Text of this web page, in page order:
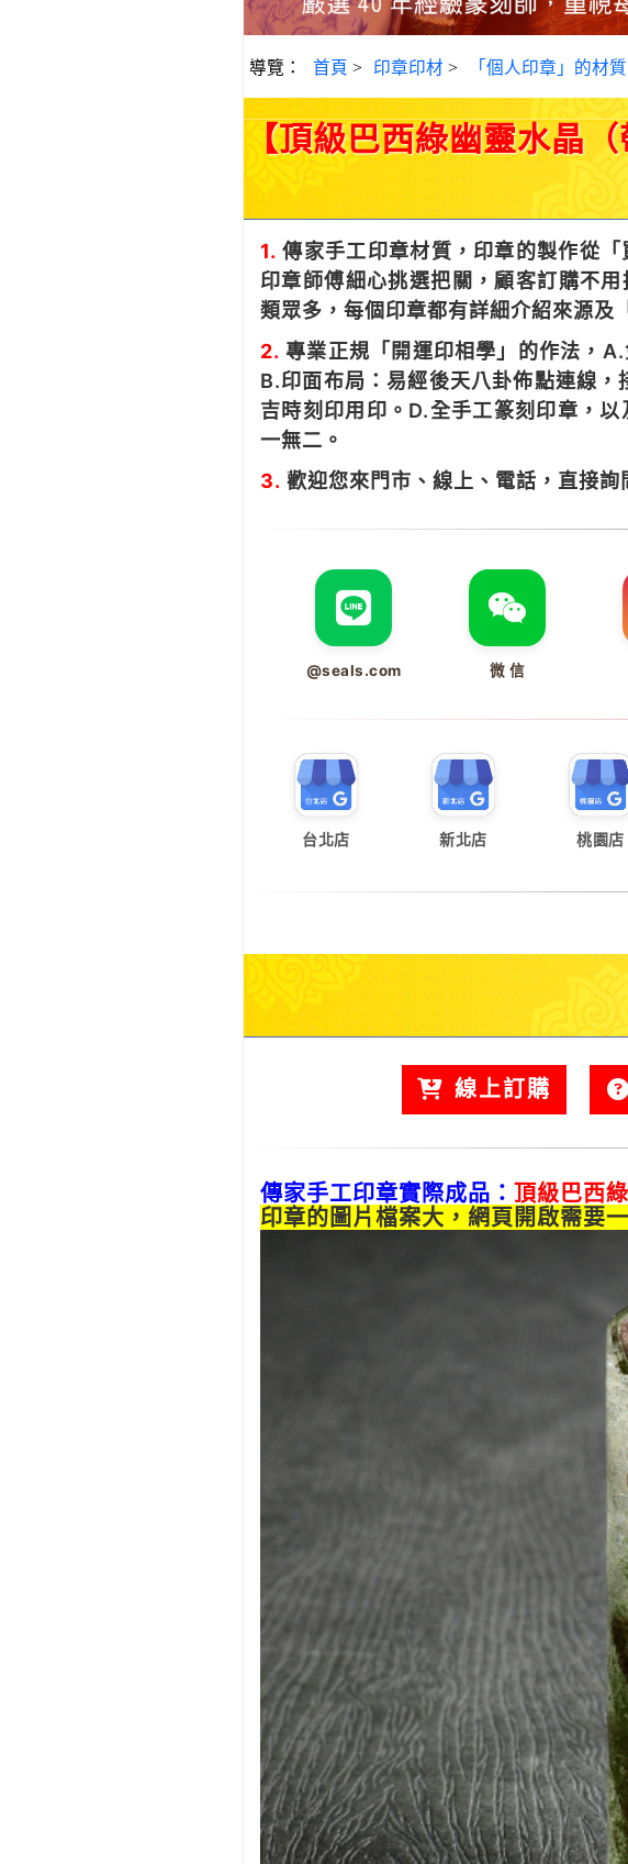
導覽： 首頁 > 印章印材 > 「個人印章」的材質
【頂級巴西綠幽靈水晶
1. 傳家手工印章材質，印章的製作從
印章師傅細心挑選把關，顧客訂購不
類眾多，每個印章都有詳細介紹來源及
2. 專業正規「開運印相學」的作法，
B.印面布局：易經後天八卦佈點連線
吉時刻印用印。D.全手工篆刻印章，
一無二。
3. 歡迎您來門市、線上、電話，直接
@seals.com 微 信
台北店 新北店 桃園店
線上訂購
傳家手工印章實際成品： 頂級巴西
印章的圖片檔案大，網頁開啟需要